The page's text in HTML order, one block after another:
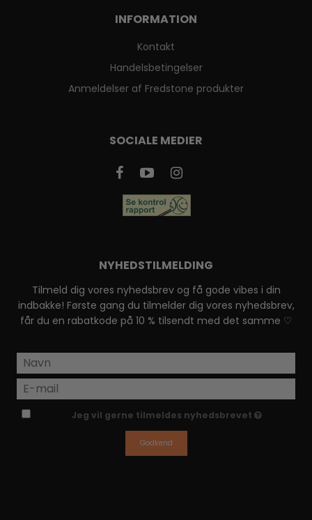
INFORMATION
Kontakt
Handelsbetingelser
Anmeldelser af Fredstone produkter
SOCIALE MEDIER
NYHEDSTILMELDING
Tilmeld dig vores nyhedsbrev og få gode vibes i din
indbakke! Første gang du tilmelder dig vores nyhedsbrev,
får du en rabatkode på 10 % tilsendt med det samme ♡
Jeg vil gerne tilmeldes nyhedsbrevet
Godkend